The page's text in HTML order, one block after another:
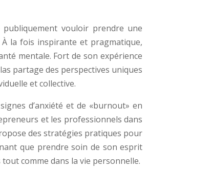
publiquement vouloir prendre une
la fois inspirante et pragmatique,
mentale. Fort de son expérience
partage des perspectives uniques
et collective.
d’anxiété et de «burnout» en
et les professionnels dans
des stratégies pratiques pour
que prendre soin de son esprit
comme dans la vie personnelle.